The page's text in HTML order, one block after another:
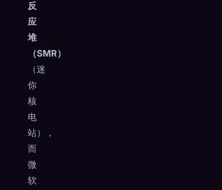
反
应
堆
（SMR）
（迷
你
核
电
站），
而
微
软